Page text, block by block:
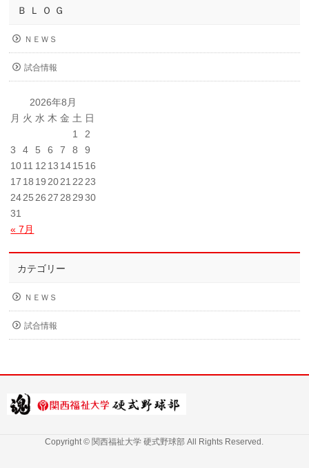
Ｂ Ｌ Ｏ Ｇ
ＮＥＷＳ
試合情報
2026年8月
月 火 水 木 金 土 日
« 7月
1
2
3
4 5 6 7 8
9
1011 12 13 1415 16
17 18 19 2021 22 23
2425 26 27 28 29 30
31
カテゴリー
ＮＥＷＳ
試合情報
Copyright ©関西福祉大学 硬式野球部All Rights Reserved.